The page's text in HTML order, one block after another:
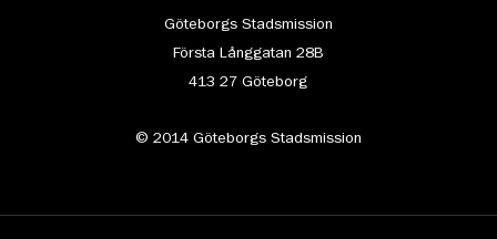
Göteborgs Stadsmission
Första Långgatan 28B
413 27 Göteborg
© 2014 Göteborgs Stadsmission